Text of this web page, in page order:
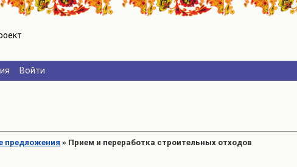
Войти
предложения » Прием и переработка строительных отходов